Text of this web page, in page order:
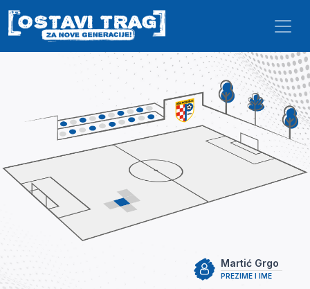
Skip to main content
PREZIME I IME
Martić Grgo